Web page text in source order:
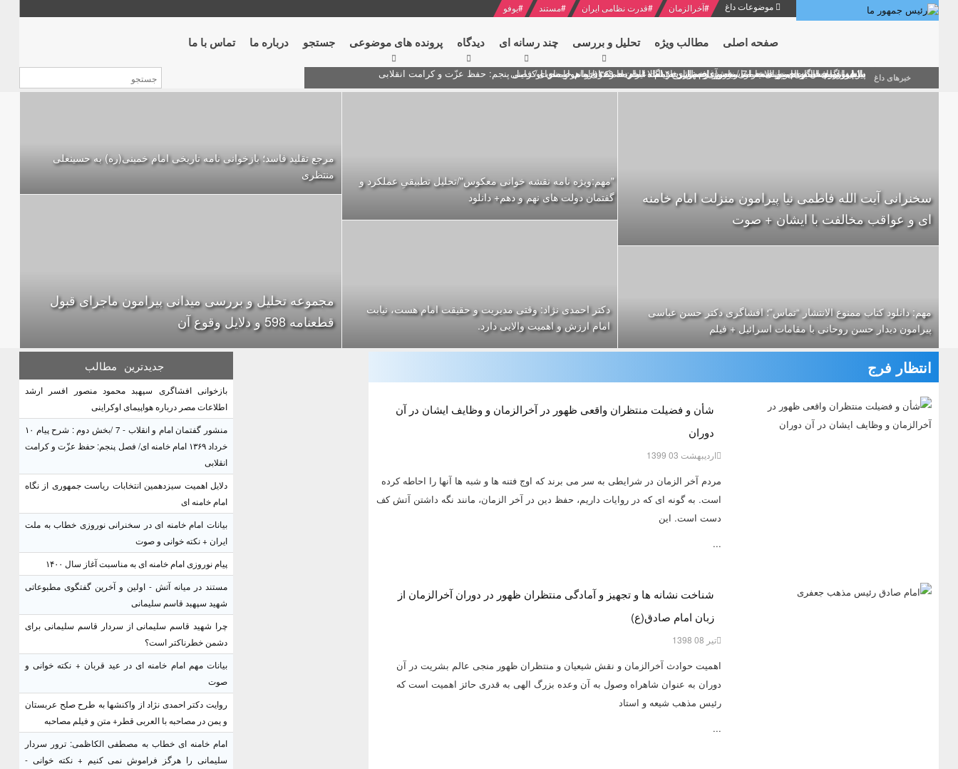
موضوعات داغ #آخرالزمان #قدرت نظامی ایران #مستند #یوفو
صفحه اصلی مطالب ویژه تحلیل و بررسی چند رسانه ای دیدگاه‌ پرونده های موضوعی جستجو درباره ما تماس با ما
خبرهای داغ منشور گفتمان امام و انقلاب - 7 /بخش دوم : شرح پیام ۱۰ خرداد ۱۳۶۹ امام خامنه ای/ فصل پنجم: حفظ عزّت و کرامت انقلابی
بازخوانی افشاگری سپهبد محمود منصور افسر ارشد اطلاعات مصر درباره هواپیمای اوکراینی
دلایل اهمیت سیزدهمین انتخابات ریاست جمهوری از نگاه امام خامنه ای
بیانات امام خامنه ای در سخنرانی نوروزی خطاب به ملت ایران + نکته خوانی و صوت
پیام نوروزی امام خامنه ای به مناسبت آغاز سال ۱۴۰۰
سخنرانی آیت الله فاطمی نیا پیرامون منزلت امام خامنه
ای و عواقب مخالفت با ایشان + صوت
مهم: دانلود کتاب ممنوع الانتشار “تماس”؛ افشاگری دکتر حسن عباسی
پیرامون دیدار حسن روحانی با مقامات اسرائیل + فیلم
"مهم:ویژه نامه نقشه خوانی معکوس"/تحلیل تطبیقیِ عملکرد و
گفتمان دولت های نهم و دهم+ دانلود
دکتر احمدی نژاد: وقتی مدیریت و حقیقت امام هست، نیابت
امام ارزش و اهمیت والایی دارد.
مرجع تقلید فاسد؛ بازخوانی نامه تاریخی امام خمینی(ره) به حسینعلی
منتظری
مجموعه تحلیل و بررسی میدانی پیرامون ماجرای قبول
قطعنامه 598 و دلایل وقوع آن
انتظار فرج
شأن و فضیلت منتظران واقعی ظهور در آخرالزمان و وظایف ایشان در آن
دوران
ارديبهشت 03 1399
مردم آخر الزمان در شرایطی به سر می برند که اوج فتنه ها و شبه ها آنها را احاطه کرده
است. به گونه ای که در روایات داریم، حفظ دین در آخر الزمان، مانند نگه داشتن آتش کف
دست است. این
...
شناخت نشانه ها و تجهیز و آمادگی منتظران ظهور در دوران آخرالزمان از
زبان امام صادق(ع)
تیر 08 1398
اهمیت حوادث آخرالزمان و نقش شیعیان و منتظران ظهور منجی عالم بشریت در آن
دوران به عنوان شاهراه وصول به آن وعده بزرگ الهی به قدری حائز اهمیت است که
رئیس مذهب شیعه و استاد
...
جدیدترین مطالب
بازخوانی افشاگری سپهبد محمود منصور افسر ارشد
اطلاعات مصر درباره هواپیمای اوکراینی
منشور گفتمان امام و انقلاب - 7 /بخش دوم : شرح پیام ۱۰
خرداد ۱۳۶۹ امام خامنه ای/ فصل پنجم: حفظ عزّت و کرامت
انقلابی
دلایل اهمیت سیزدهمین انتخابات ریاست جمهوری از نگاه
امام خامنه ای
بیانات امام خامنه ای در سخنرانی نوروزی خطاب به ملت
ایران + نکته خوانی و صوت
پیام نوروزی امام خامنه ای به مناسبت آغاز سال ۱۴۰۰
مستند در میانه آتش - اولین و آخرین گفتگوی مطبوعاتی
شهید سپهبد قاسم سلیمانی
چرا شهید قاسم سلیمانی از سردار قاسم سلیمانی برای
دشمن خطرناکتر است؟
بیانات مهم امام خامنه ای در عید قربان + نکته خوانی و
صوت
روایت دکتر احمدی نژاد از واکنشها به طرح صلح عربستان
و یمن در مصاحبه با العربی قطر+ متن و فیلم مصاحبه
امام خامنه ای خطاب به مصطفی الکاظمی: ترور سردار
سلیمانی را هرگز فراموش نمی کنیم + نکته خوانی -